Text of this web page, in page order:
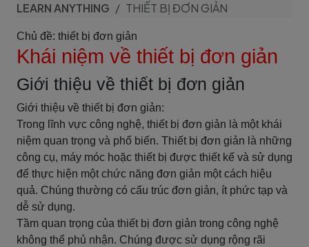
LEARN ANYTHING THIẾT BỊ ĐƠN GIẢN
Chủ đề: thiết bị đơn giản
Khái niệm về thiết bị đơn giản
Giới thiệu về thiết bị đơn giản
Giới thiệu về thiết bị đơn giản:
Trong lĩnh vực công nghệ, thiết bị đơn giản là một khái
niệm quan trọng và phổ biến. Thiết bị đơn giản là những
công cụ, máy móc hoặc thiết bị được thiết kế và sử dụng
để thực hiện một chức năng đơn giản một cách hiệu
quả. Chúng thường có cấu trúc đơn giản, ít phức tạp và
dễ sử dụng.
Tầm quan trọng của thiết bị đơn giản trong công nghệ
không thể phủ nhận. Chúng được sử dụng rộng rãi